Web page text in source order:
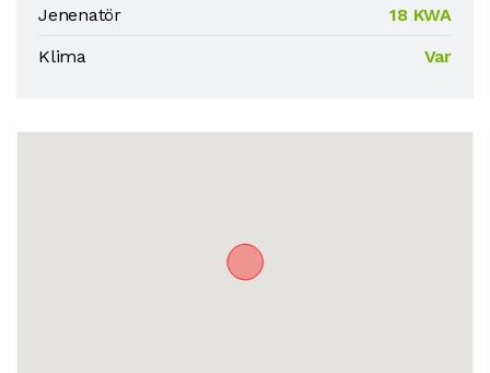
Jenenatör
18 KWA
Klima
Var